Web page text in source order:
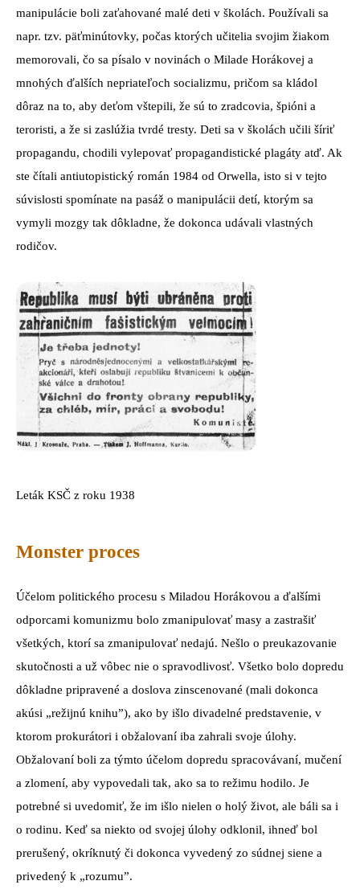
manipulácie boli zaťahované malé deti v školách. Používali sa
napr. tzv. päťminútovky, počas ktorých učitelia svojim žiakom
memorovali, čo sa písalo v novinách o Milade Horákovej a
mnohých ďalších nepriateľoch socializmu, pričom sa kládol
dôraz na to, aby deťom vštepili, že sú to zradcovia, špióni a
teroristi, a že si zaslúžia tvrdé tresty. Deti sa v školách učili šíriť
propagandu, chodili vylepovať propagandistické plagáty atď. Ak
ste čítali antiutopistický román 1984 od Orwella, isto si v tejto
súvislosti spomínate na pasáž o manipulácii detí, ktorým sa
vymyli mozgy tak dôkladne, že dokonca udávali vlastných
rodičov.
Leták KSČ z roku 1938
Monster proces
Účelom politického procesu s Miladou Horákovou a ďalšími
odporcami komunizmu bolo zmanipulovať masy a zastrašiť
všetkých, ktorí sa zmanipulovať nedajú. Nešlo o preukazovanie
skutočnosti a už vôbec nie o spravodlivosť. Všetko bolo dopredu
dôkladne pripravené a doslova zinscenované (mali dokonca
akúsi „režijnú knihu”), ako by išlo divadelné predstavenie, v
ktorom prokurátori i obžalovaní iba zahrali svoje úlohy.
Obžalovaní boli za týmto účelom dopredu spracovávaní, mučení
a zlomení, aby vypovedali tak, ako sa to režimu hodilo. Je
potrebné si uvedomiť, že im išlo nielen o holý život, ale báli sa i
o rodinu. Keď sa niekto od svojej úlohy odklonil, ihneď bol
prerušený, okríknutý či dokonca vyvedený zo súdnej siene a
privedený k „rozumu”.